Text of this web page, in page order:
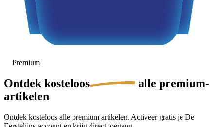
Premium
Ontdek kosteloos
alle premium-
artikelen
Ontdek kosteloos alle premium artikelen. Activeer gratis je De